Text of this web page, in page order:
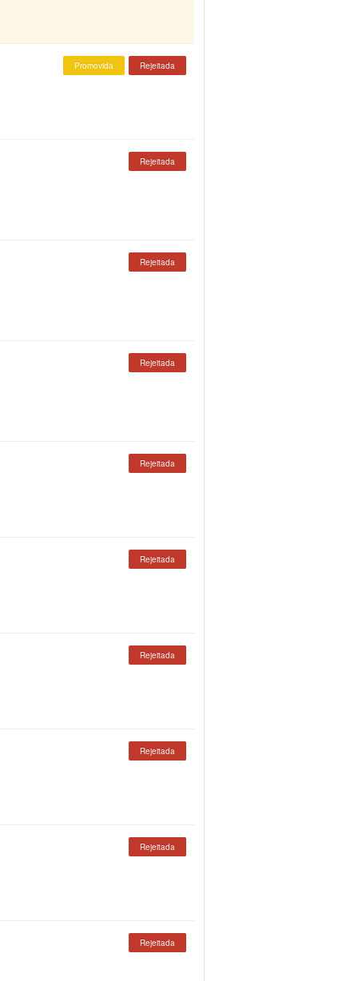
Promovida Rejeitada
Rejeitada
Rejeitada
Rejeitada
Rejeitada
Rejeitada
Rejeitada
Rejeitada
Rejeitada
Rejeitada